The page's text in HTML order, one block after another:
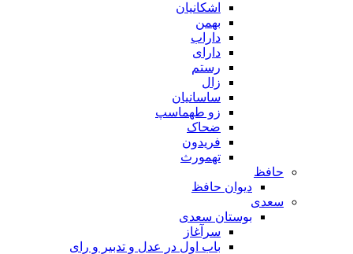
اشکانیان
بهمن
داراب
دارای
رستم
زال
ساسانیان
زو طهماسپ‏
ضحاک
فریدون
تهمورث
حافظ
دیوان حافظ
سعدی
بوستان سعدی
سرآغاز
باب اول در عدل و تدبیر و رای